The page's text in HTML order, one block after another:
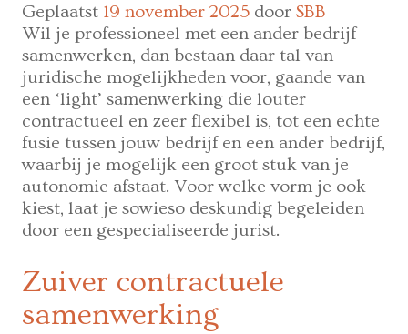
valkuil
van
werken
te
kunnen
reizen
Geplaatst 19 november 2025 door SBB
Wil je professioneel met een ander bedrijf
samenwerken, dan bestaan daar tal van
juridische mogelijkheden voor, gaande van
een ‘light’ samenwerking die louter
contractueel en zeer flexibel is, tot een echte
fusie tussen jouw bedrijf en een ander bedrijf,
waarbij je mogelijk een groot stuk van je
autonomie afstaat. Voor welke vorm je ook
kiest, laat je sowieso deskundig begeleiden
door een gespecialiseerde jurist.
Zuiver contractuele
samenwerking